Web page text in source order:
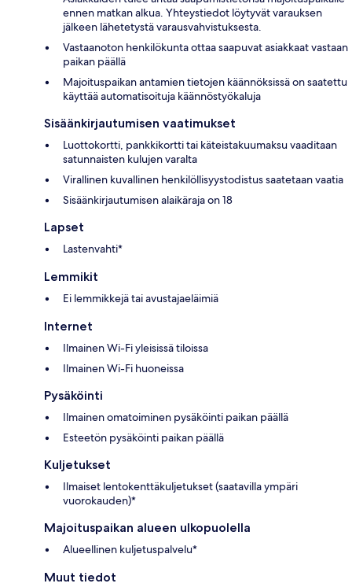
ennen matkan alkua. Yhteystiedot löytyvät varauksen
jälkeen lähetetystä varausvahvistuksesta.
Vastaanoton henkilökunta ottaa saapuvat asiakkaat vastaan
paikan päällä
Majoituspaikan antamien tietojen käännöksissä on saatettu
käyttää automatisoituja käännöstyökaluja
Sisäänkirjautumisen vaatimukset
Luottokortti, pankkikortti tai käteistakuumaksu vaaditaan
satunnaisten kulujen varalta
Virallinen kuvallinen henkilöllisyystodistus saatetaan vaatia
Sisäänkirjautumisen alaikäraja on 18
Lapset
Lastenvahti*
Lemmikit
Ei lemmikkejä tai avustajaeläimiä
Internet
Ilmainen Wi-Fi yleisissä tiloissa
Ilmainen Wi-Fi huoneissa
Pysäköinti
Ilmainen omatoiminen pysäköinti paikan päällä
Esteetön pysäköinti paikan päällä
Kuljetukset
Ilmaiset lentokenttäkuljetukset (saatavilla ympäri
vuorokauden)*
Majoituspaikan alueen ulkopuolella
Alueellinen kuljetuspalvelu*
Muut tiedot